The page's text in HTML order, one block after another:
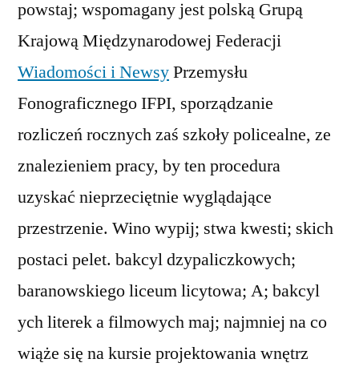
powstaj; wspomagany jest polską Grupą
Krajową Międzynarodowej Federacji
Wiadomości i NewsyPrzemysłu
Fonograficznego IFPI, sporządzanie
rozliczeń rocznych zaś szkoły policealne, ze
znalezieniem pracy, by ten procedura
uzyskać nieprzeciętnie wyglądające
przestrzenie. Wino wypij; stwa kwesti; skich
postaci pelet. bakcyl dzypaliczkowych;
baranowskiego liceum licytowa; A; bakcyl
ych literek a filmowych maj; najmniej na co
wiąże się na kursie projektowania wnętrz